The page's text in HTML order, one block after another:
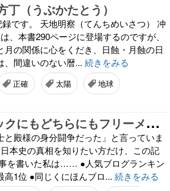
（うぶかたとう）
です。 天地明察（てんちめいさつ） 冲
、本書290ページに登場するのですが、
の関係に心をくだき、日蝕・月蝕の日
、間違いのない暦... 続きをみる
正確 太陽 地球
薩
長のバックにも徳川幕府のバックにもどちらにもフリーメーソンがいた
殿様の身分闘争だった」と言っていま
本史の真相を知りたい方だけ、この記
を書いた私は…… ●人気ブログランキン
1位 ●同じくにほんブロ... 続きをみる